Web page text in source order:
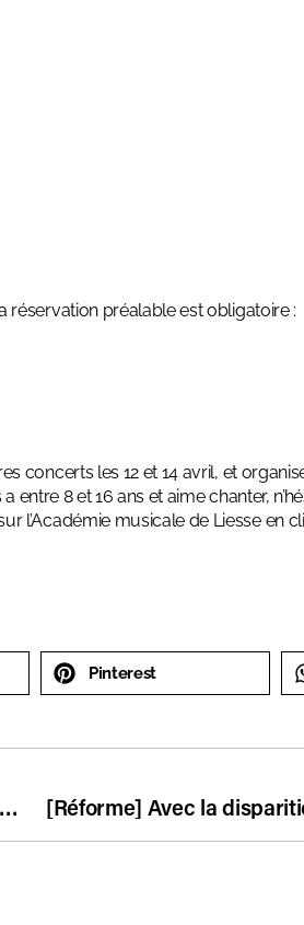
préalable est obligatoire :
concerts les 12 et 14 avril, et
8 et 16 ans et aime chanter,
l’Académie musicale de Liesse en
Pinterest
[Communiqué de presse] La Fondation pour l’école réagit suite à l’adoption de la loi Gatel